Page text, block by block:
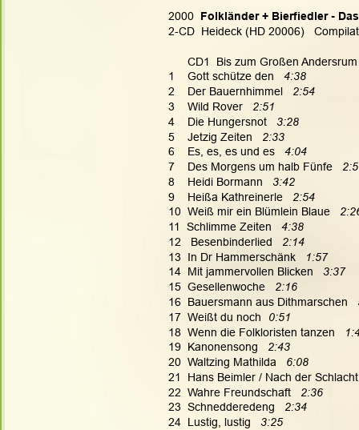
2000 Folkländer + Bierfiedler -
2-CD  Heideck (HD 20006)
      CD1  Bis zum Großen Andersrum
1    Gott schütze den 4:38
2    Der Bauernhimmel 2:54
3    Wild Rover
2:51
4    Die Hungersnot
3:28
5    Jetzig Zeiten 2:33
6    Es, es, es und es 4:04
7    Des Morgens um halb Fünfe
8    Heidi Bormann
  3:42
9    Heißa Kathreinerle
  2:54
10  Weiß mir ein Blümlein Blaue
11  Schlimme Zeiten
4:38
12   Besenbinderlied 2:14
13  In Dr Hammerschänk
1:57
14  Mit jammervollen Blicken 3:37
15  Gesellenwoche 2:16
16  Bauersmann aus Dithmarschen
17  Weißt du noch
0:51
18  Wenn die Folkloristen tanzen
19  Kanonensong 2:43
20  Waltzing Mathilda 6:08
21  Hans Beimler / Nach der
22  Wahre Freundschaft 2:36
23  Schnedderedeng 2:34
24  Lustig, lustig 3:25